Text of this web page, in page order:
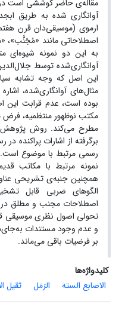
مقاله‌ی حاضر کوششی است
آوانگاری شده به طریق
ارموی (موسیقی‌دان قرن
اصطلاحاتی مانند «مُجَنَّب»،
به این دو نمونه شیوه‌ای
آوانگاری‌شده توسط
این اصل که وجه تشابه
مثال‌های آوانگاری‌شده،
بوده است، عدم قرابت این
مکتب نوظهور منتظمیه، فرض
مطرح می‌کند. روش پژوهش
برگرفته از اشارات پراکنده
رسمی مرتبط با موضوع
نمونه‌ مرتبط با مکاتب
همچنین جنبه‌ی تشریحی
الگوهای ضربی قابل
اصطلاحات مجنب و مطلق در
تحولی اصول نظری موسیقی
و عدم وجود مستندات
بر فرضیات باقی می‌ماند.
کلیدواژه‌ها
الاصابع السته
الرَمَل ثقیل